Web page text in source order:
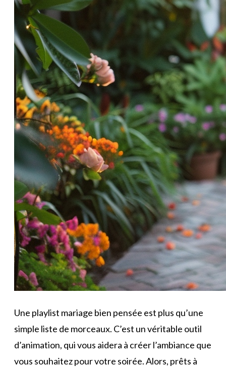
Une playlist mariage bien pensée est plus qu’une
simple liste de morceaux. C’est un véritable outil
d’animation, qui vous aidera à créer l’ambiance que
vous souhaitez pour votre soirée. Alors, prêts à